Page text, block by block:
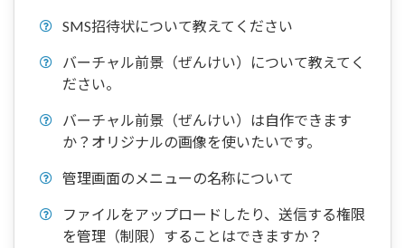
SMS招待状について教えてください
バーチャル前景（ぜんけい）について教えてく
ださい。
バーチャル前景（ぜんけい）は自作できます
か？オリジナルの画像を使いたいです。
管理画面のメニューの名称について
ファイルをアップロードしたり、送信する権限
を管理（制限）することはできますか？